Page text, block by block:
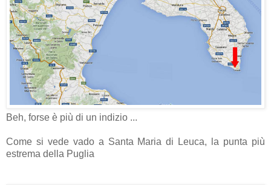
Beh, forse è più di un indizio ...
Come si vede vado a Santa Maria di Leuca, la punta più
estrema della Puglia